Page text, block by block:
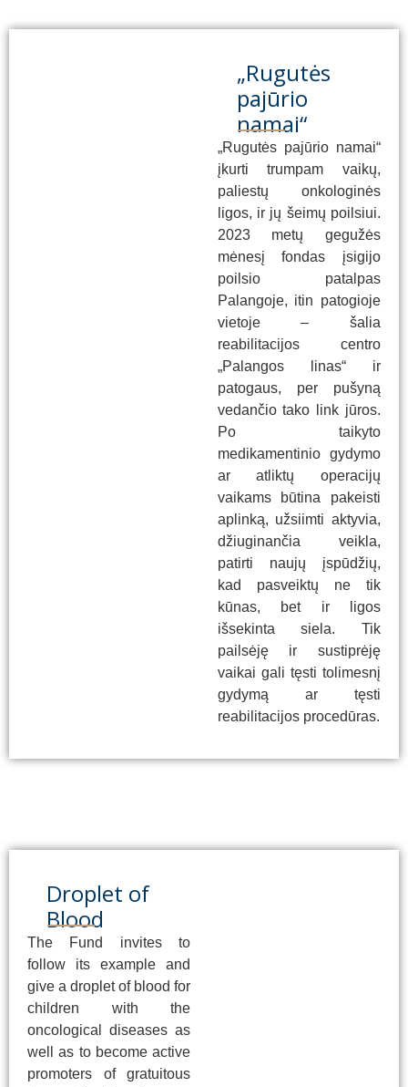
„Rugutės
pajūrio
namai“
„Rugutės pajūrio namai“
įkurti trumpam vaikų,
paliestų onkologinės
ligos, ir jų šeimų poilsiui.
2023 metų gegužės
mėnesį fondas įsigijo
poilsio patalpas
Palangoje, itin patogioje
vietoje – šalia
reabilitacijos centro
„Palangos linas“ ir
patogaus, per pušyną
vedančio tako link jūros.
Po taikyto
medikamentinio gydymo
ar atliktų operacijų
vaikams būtina pakeisti
aplinką, užsiimti aktyvia,
džiuginančia veikla,
patirti naujų įspūdžių,
kad pasveiktų ne tik
kūnas, bet ir ligos
išsekinta siela. Tik
pailsėję ir sustiprėję
vaikai gali tęsti tolimesnį
gydymą ar tęsti
reabilitacijos procedūras.
Droplet of
Blood
The Fund invites to
follow its example and
give a droplet of blood for
children with the
oncological diseases as
well as to become active
promoters of gratuitous